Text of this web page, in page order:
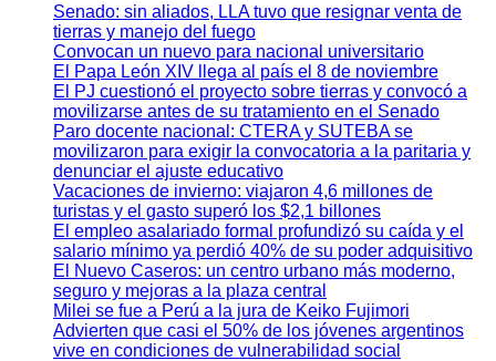
Senado: sin aliados, LLA tuvo que resignar venta de
tierras y manejo del fuego
Convocan un nuevo para nacional universitario
El Papa León XIV llega al país el 8 de noviembre
El PJ cuestionó el proyecto sobre tierras y convocó a
movilizarse antes de su tratamiento en el Senado
Paro docente nacional: CTERA y SUTEBA se
movilizaron para exigir la convocatoria a la paritaria y
denunciar el ajuste educativo
Vacaciones de invierno: viajaron 4,6 millones de
turistas y el gasto superó los $2,1 billones
El empleo asalariado formal profundizó su caída y el
salario mínimo ya perdió 40% de su poder adquisitivo
El Nuevo Caseros: un centro urbano más moderno,
seguro y mejoras a la plaza central
Milei se fue a Perú a la jura de Keiko Fujimori
Advierten que casi el 50% de los jóvenes argentinos
vive en condiciones de vulnerabilidad social